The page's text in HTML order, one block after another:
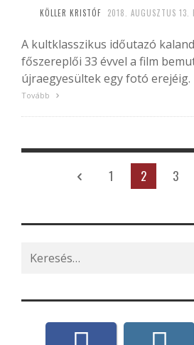
KÖLLER KRISTÓF 2018. AUGUSZTUS 13.
A kultklasszikus időutazó
főszereplői 33 évvel a film
újraegyesültek egy fotó erejéig.
Tovább
1 2 3
Search
for: